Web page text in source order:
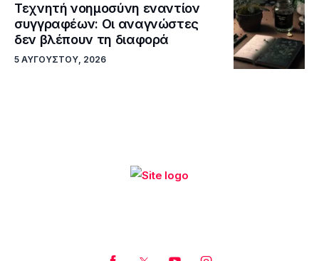
Τεχνητή νοημοσύνη εναντίον
συγγραφέων: Οι αναγνώστες
δεν βλέπουν τη διαφορά
5 ΑΥΓΟΎΣΤΟΥ, 2026